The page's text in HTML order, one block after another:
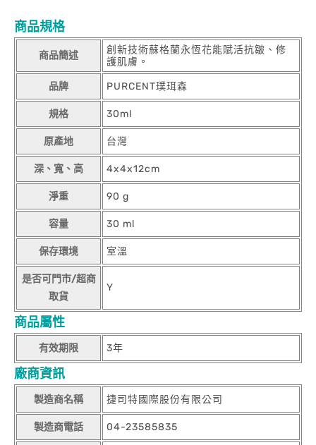
商品規格
商品簡述
創新技術蘇格蘭永恆花能賦活抗皺、修
護肌膚。
品牌 PURCENT璞珥森
規格 30ml
原產地 台灣
深、寬、高 4x4x12cm
淨重 90 g
容量 30 ml
保存環境 室溫
是否可門市/超商
取貨
Y
商品屬性
有效期限 3年
廠商資訊
製造商名稱 捷司特國際股份有限公司
製造商電話 04-23585835